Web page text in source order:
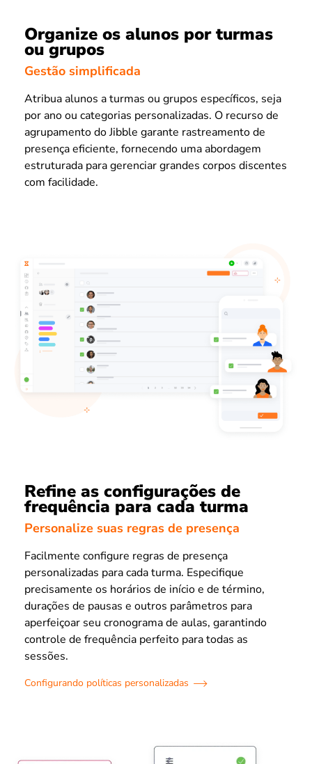
Organize os alunos por turmas
ou grupos
Gestão simplificada
Atribua alunos a turmas ou grupos específicos, seja
por ano ou categorias personalizadas. O recurso de
agrupamento do Jibble garante rastreamento de
presença eficiente, fornecendo uma abordagem
estruturada para gerenciar grandes corpos discentes
com facilidade.
Refine as configurações de
frequência para cada turma
Personalize suas regras de presença
Facilmente configure regras de presença
personalizadas para cada turma. Especifique
precisamente os horários de início e de término,
durações de pausas e outros parâmetros para
aperfeiçoar seu cronograma de aulas, garantindo
controle de frequência perfeito para todas as
sessões.
Configurando políticas personalizadas